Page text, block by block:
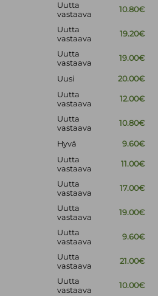
Uutta
vastaava
10.80€
Uutta
vastaava
19.20€
Uutta
vastaava
19.00€
Uusi 20.00€
Uutta
vastaava
12.00€
Uutta
vastaava
10.80€
Hyvä 9.60€
Uutta
vastaava
11.00€
Uutta
vastaava
17.00€
Uutta
vastaava
19.00€
Uutta
vastaava
9.60€
Uutta
vastaava
21.00€
Uutta
vastaava
10.00€